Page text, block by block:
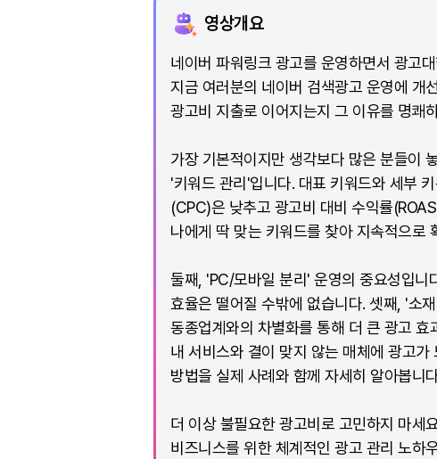
영상개요
네이버 파워링크 광고를 운영하면서 광고
지금 여러분의 네이버 검색광고 운영에 개
광고비 지출로 이어지는지 그 이유를 명쾌
가장 기본적이지만 생각보다 많은 분들이
'키워드 관리'입니다. 대표 키워드와 세부
(CPC)은 낮추고 광고비 대비 수익률
나에게 딱 맞는 키워드를 찾아 지속적으로
둘째, 'PC/모바일 분리' 운영의 중요성입니
효율은 떨어질 수밖에 없습니다. 셋째, '소
동종업계와의 차별화를 통해 더 큰 광고
내 서비스와 결이 맞지 않는 매체에 광고
방법을 실제 사례와 함께 자세히 알아봅니
더 이상 불필요한 광고비로 고민하지 마세
비즈니스를 위한 체계적인 광고 관리 노하